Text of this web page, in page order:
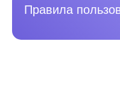
Правила